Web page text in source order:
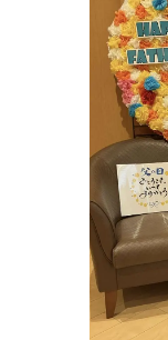
ボールペンの軸
ツを自由に組み
ルの筆記が作れ
たボールペンが
入居者の皆さん
ペンに大変満足
も多くレクリエ
作品が出来上が
何度も付け替え
何度も作業をさ
ました(^^)v